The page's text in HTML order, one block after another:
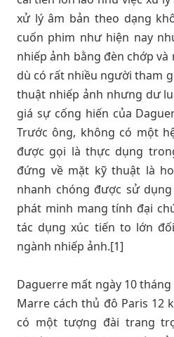
xử lý âm bản theo dạng
cuốn phim như hiện nay
nhiếp ảnh bằng đèn chớp và
dù có rất nhiều người tham
thuật nhiếp ảnh nhưng dư
giá sự cống hiến của
Trước ông, không có một
được gọi là thực dụng
đứng về mặt kỹ thuật là
nhanh chóng được sử
phát minh mang tính đại
tác dụng xúc tiến to lớn
ngành nhiếp ảnh.[1]
Daguerre mất ngày 10
Marre cách thủ đô Paris 12
có một tượng đài trang